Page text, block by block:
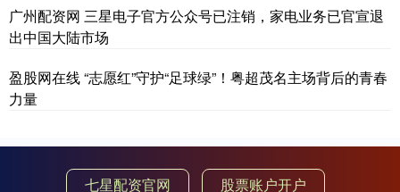
广州配资网 三星电子官方公众号已注销，家电业务已官宣退
出中国大陆市场
盈股网在线 “志愿红”守护“足球绿”！粤超茂名主场背后的青春
力量
七星配资官网 股票账户开户